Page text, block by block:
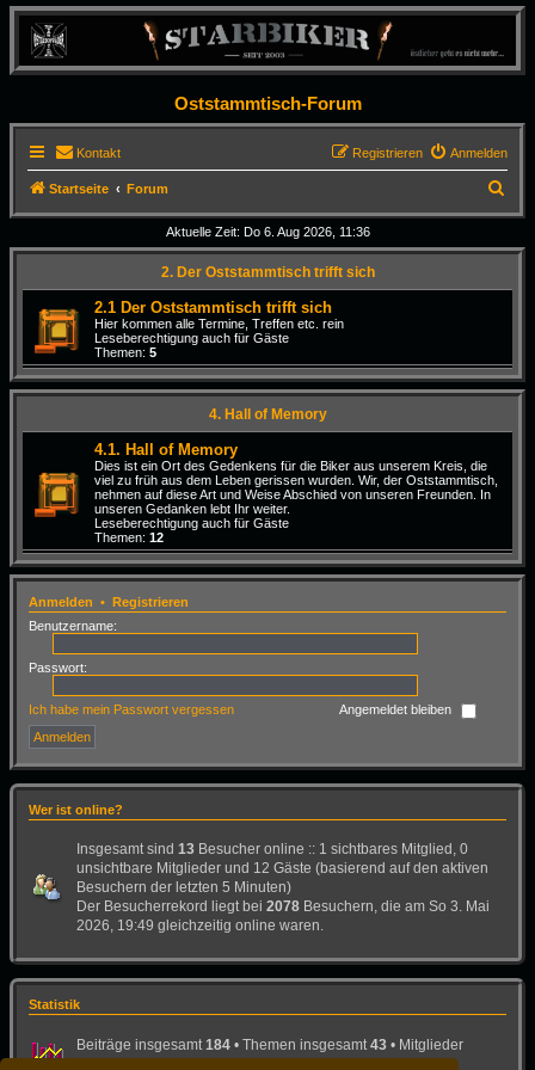
Oststammtisch-Forum
Kontakt Anmelden
Registrieren
Startseite Forum
u
c
Aktuelle Zeit: Do 6. Aug 2026, 11:36
2. Der Oststammtisch trifft sich
2.1 Der Oststammtisch trifft sich
Hier kommen alle Termine, Treffen etc. rein
Leseberechtigung auch für Gäste
Themen: 5
4. Hall of Memory
4.1. Hall of Memory
Dies ist ein Ort des Gedenkens für die Biker aus unserem Kreis, die
viel zu früh aus dem Leben gerissen wurden. Wir, der Oststammtisch,
nehmen auf diese Art und Weise Abschied von unseren Freunden. In
unseren Gedanken lebt Ihr weiter.
Leseberechtigung auch für Gäste
Themen: 12
Anmelden • Registrieren
Benutzername:
Passwort:
Ich habe mein Passwort vergessen Angemeldet bleiben
Wer ist online?
Insgesamt sind 13 Besucher online :: 1 sichtbares Mitglied, 0
unsichtbare Mitglieder und 12 Gäste (basierend auf den aktiven
Besuchern der letzten 5 Minuten)
Der Besucherrekord liegt bei 2078 Besuchern, die am So 3. Mai
2026, 19:49 gleichzeitig online waren.
Statistik
Beiträge insgesamt 184 • Themen insgesamt 43 • Mitglieder
insgesamt26• Unser neuestes Mitglied:Bad-Dog